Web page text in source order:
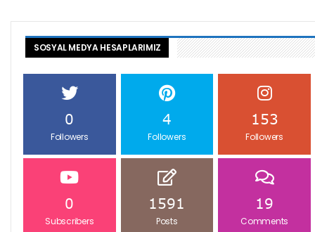
SOSYAL MEDYA HESAPLARIMIZ
0
Followers
4
Followers
153
Followers
0
Subscribers
1591
Posts
19
Comments